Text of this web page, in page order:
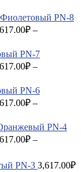
Фиолетовый PN-8
–
PN-7
–
PN-6
–
PN-4
–
PN-3 3,617.00₽